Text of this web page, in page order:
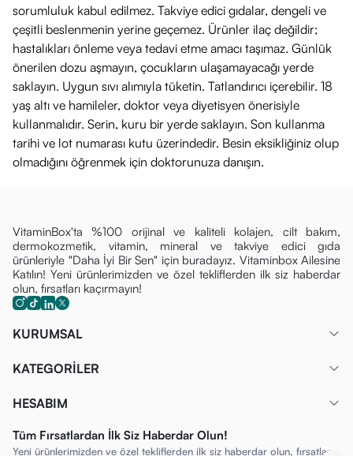
sorumluluk kabul edilmez. Takviye edici gıdalar, dengeli ve
çeşitli beslenmenin yerine geçemez. Ürünler ilaç değildir;
hastalıkları önleme veya tedavi etme amacı taşımaz. Günlük
önerilen dozu aşmayın, çocukların ulaşamayacağı yerde
saklayın. Uygun sıvı alımıyla tüketin. Tatlandırıcı içerebilir. 18
yaş altı ve hamileler, doktor veya diyetisyen önerisiyle
kullanmalıdır. Serin, kuru bir yerde saklayın. Son kullanma
tarihi ve lot numarası kutu üzerindedir. Besin eksikliğiniz olup
olmadığını öğrenmek için doktorunuza danışın.
VitaminBox'ta %100 orijinal ve kaliteli kolajen, cilt bakım,
dermokozmetik, vitamin, mineral ve takviye edici gıda
ürünleriyle "Daha İyi Bir Sen" için buradayız. Vitaminbox Ailesine
Katılın! Yeni ürünlerimizden ve özel tekliflerden ilk siz haberdar
olun, fırsatları kaçırmayın!
KURUMSAL
KATEGORİLER
HESABIM
Tüm Fırsatlardan İlk Siz Haberdar Olun!
Yeni ürünlerimizden ve özel tekliflerden ilk siz haberdar olun, fırsatları